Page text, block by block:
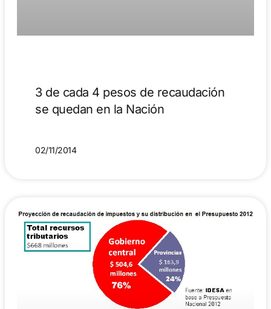
3 de cada 4 pesos de recaudación
se quedan en la Nación
02/11/2014